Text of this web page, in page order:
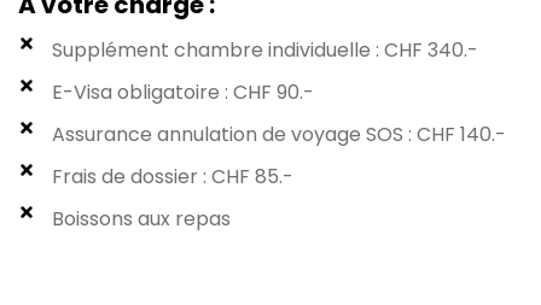
Supplément chambre individuelle : CHF 340.-
E-Visa obligatoire : CHF 90.-
Assurance annulation de voyage SOS : CHF 140.-
Frais de dossier : CHF 85.-
Boissons aux repas